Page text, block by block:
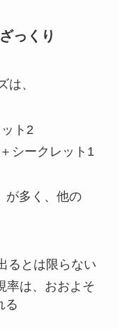
っくり
は、
ト2
シークレット1
が多く、他の
るとは限らない
率は、おおよそ
る